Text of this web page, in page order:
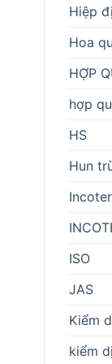
Hiệp
Hoa
HỢP
hợp
HS
Hun
ISO
JAS
Kiểm
kiểm